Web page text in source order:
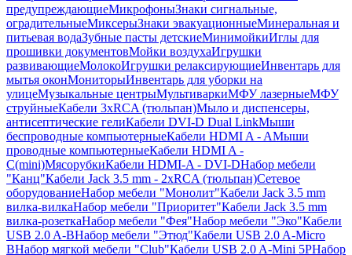
предупреждающиеМикрофоныЗнаки сигнальные,
оградительныеМиксерыЗнаки эвакуационныеМинеральная и
питьевая водаЗубные пасты детскиеМинимойкиИглы для
прошивки документовМойки воздухаИгрушки
развивающиеМолокоИгрушки релаксирующиеИнвентарь для
мытья оконМониторыИнвентарь для уборки на
улицеМузыкальные центрыМультиваркиМФУ лазерныеМФУ
струйныеКабели 3xRCA (тюльпан)Мыло и диспенсеры,
антисептические гелиКабели DVI-D Dual LinkМыши
беспроводные компьютерныеКабели HDMI A - AМыши
проводные компьютерныеКабели HDMI A -
C(mini)МясорубкиКабели HDMI-A - DVI-DНабор мебели
"Канц"Кабели Jack 3.5 mm - 2xRCA (тюльпан)Сетевое
оборудованиеНабор мебели "Монолит"Кабели Jack 3.5 mm
вилка-вилкаНабор мебели "Приоритет"Кабели Jack 3.5 mm
вилка-розеткаНабор мебели "Фея"Набор мебели "Эко"Кабели
USB 2.0 A-BНабор мебели "Этюд"Кабели USB 2.0 A-Micro
BНабор мягкой мебели "Club"Кабели USB 2.0 A-Mini 5PНабор